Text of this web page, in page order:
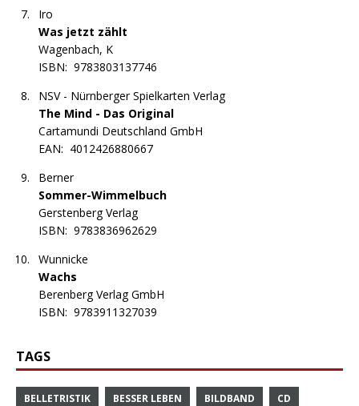
Iro
Was jetzt zählt
Wagenbach, K
ISBN: 9783803137746
NSV - Nürnberger Spielkarten Verlag
The Mind - Das Original
Cartamundi Deutschland GmbH
EAN: 4012426880667
Berner
Sommer-Wimmelbuch
Gerstenberg Verlag
ISBN: 9783836962629
Wunnicke
Wachs
Berenberg Verlag GmbH
ISBN: 9783911327039
TAGS
BELLETRISTIK BESSER LEBEN BILDBAND CD